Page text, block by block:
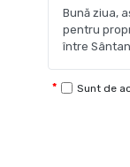
Sunt de